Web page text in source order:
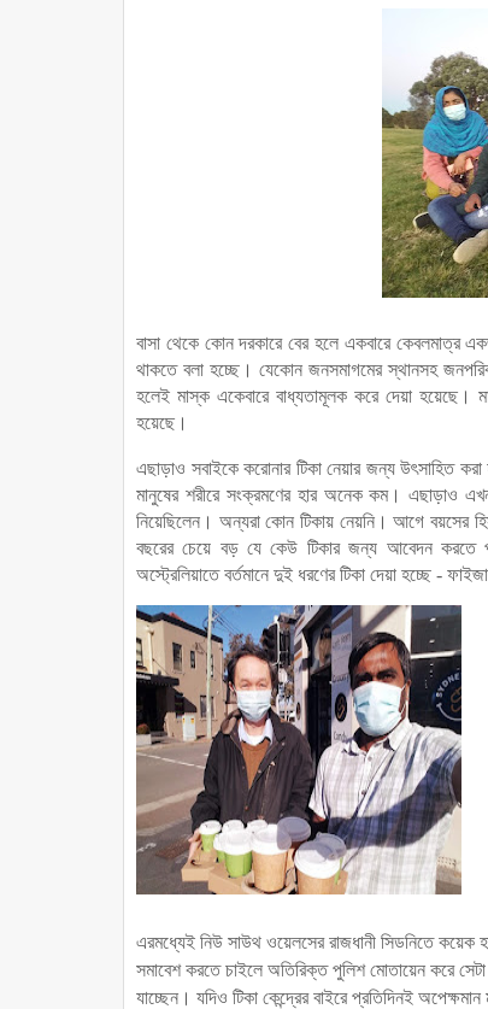
বাসা থেকে কোন দরকারে বের হলে একবারে কেবলমাত্র
থাকতে বলা হচ্ছে। যেকোন জনসমাগমের স্থানসহ
হলেই মাস্ক একেবারে বাধ্যতামূলক করে দেয়া হয়েছে।
হয়েছে।
এছাড়াও সবাইকে করোনার টিকা নেয়ার জন্য উৎসাহিত করা
মানুষের শরীরে সংক্রমণের হার অনেক কম। এছাড়াও
নিয়েছিলেন। অন্যরা কোন টিকায় নেয়নি। আগে বয়সের
বছরের চেয়ে বড় যে কেউ টিকার জন্য আবেদন করতে
অস্ট্রেলিয়াতে বর্তমানে দুই ধরণের টিকা দেয়া হচ্ছে -
এরমধ্যেই নিউ সাউথ ওয়েলসের রাজধানী সিডনিতে কয়েক
সমাবেশ করতে চাইলে অতিরিক্ত পুলিশ মোতায়েন করে
যাচ্ছেন। যদিও টিকা কেন্দ্রের বাইরে প্রতিদিনই